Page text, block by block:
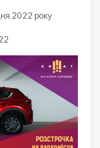
2022 року